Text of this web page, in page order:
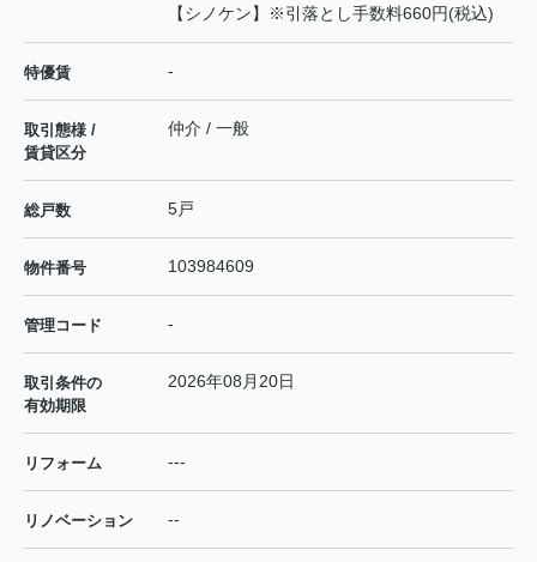
【シノケン】※引落とし手数料660円(税込)
特優賃 -
取引態様 /
賃貸区分
仲介 / 一般
総戸数 5戸
物件番号 103984609
管理コード -
取引条件の
有効期限
2026年08月20日
リフォーム ---
リノベーション --